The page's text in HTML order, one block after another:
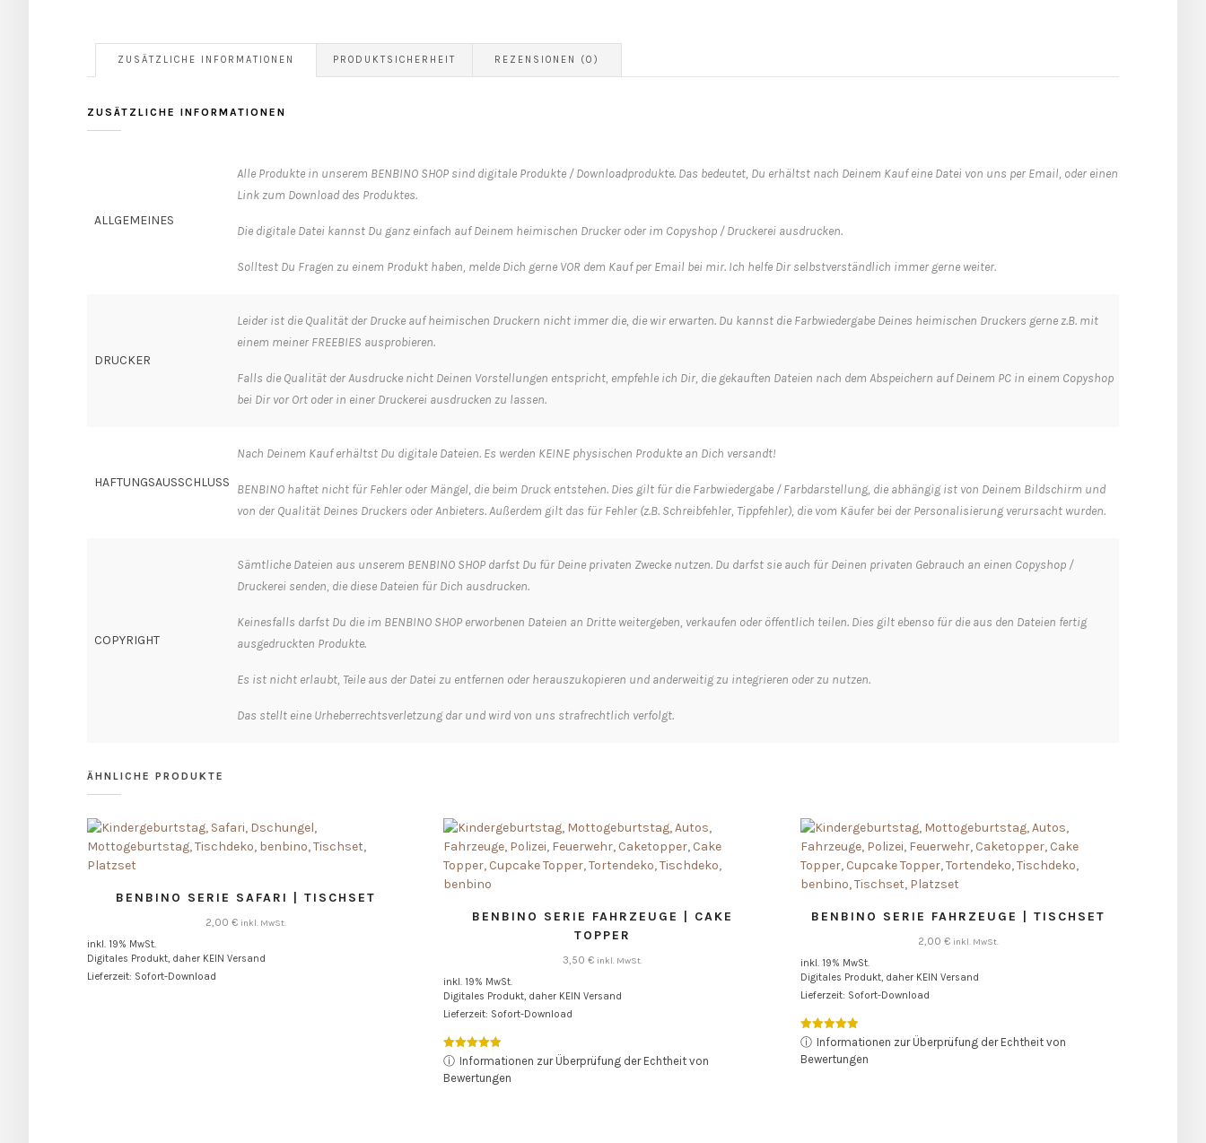
ZUSÄTZLICHE INFORMATIONEN PRODUKTSICHERHEIT REZENSIONEN (0)
ZUSÄTZLICHE INFORMATIONEN
ALLGEMEINES
Alle Produkte in unserem BENBINO SHOP sind digitale Produkte / Downloadprodukte. Das bedeutet, Du erhältst nach Deinem Kauf eine Datei von uns per Email, oder einen
Link zum Download des Produktes.
Die digitale Datei kannst Du ganz einfach auf Deinem heimischen Drucker oder im Copyshop / Druckerei ausdrucken.
Solltest Du Fragen zu einem Produkt haben, melde Dich gerne VOR dem Kauf per Email bei mir. Ich helfe Dir selbstverständlich immer gerne weiter.
DRUCKER
Leider ist die Qualität der Drucke auf heimischen Druckern nicht immer die, die wir erwarten. Du kannst die Farbwiedergabe Deines heimischen Druckers gerne z.B. mit
einem meiner FREEBIES ausprobieren.
Falls die Qualität der Ausdrucke nicht Deinen Vorstellungen entspricht, empfehle ich Dir, die gekauften Dateien nach dem Abspeichern auf Deinem PC in einem Copyshop
bei Dir vor Ort oder in einer Druckerei ausdrucken zu lassen.
HAFTUNGSAUSSCHLUSS
Nach Deinem Kauf erhältst Du digitale Dateien. Es werden KEINE physischen Produkte an Dich versandt!
BENBINO haftet nicht für Fehler oder Mängel, die beim Druck entstehen. Dies gilt für die Farbwiedergabe / Farbdarstellung, die abhängig ist von Deinem Bildschirm und
von der Qualität Deines Druckers oder Anbieters. Außerdem gilt das für Fehler (z.B. Schreibfehler, Tippfehler), die vom Käufer bei der Personalisierung verursacht wurden.
COPYRIGHT
Sämtliche Dateien aus unserem BENBINO SHOP darfst Du für Deine privaten Zwecke nutzen. Du darfst sie auch für Deinen privaten Gebrauch an einen Copyshop /
Druckerei senden, die diese Dateien für Dich ausdrucken.
Keinesfalls darfst Du die im BENBINO SHOP erworbenen Dateien an Dritte weitergeben, verkaufen oder öffentlich teilen. Dies gilt ebenso für die aus den Dateien fertig
ausgedruckten Produkte.
Es ist nicht erlaubt, Teile aus der Datei zu entfernen oder herauszukopieren und anderweitig zu integrieren oder zu nutzen.
Das stellt eine Urheberrechtsverletzung dar und wird von uns strafrechtlich verfolgt.
ÄHNLICHE PRODUKTE
BENBINO SERIE SAFARI | TISCHSET
2,00 € inkl. MwSt.
inkl. 19% MwSt.
Digitales Produkt, daher KEIN Versand
Lieferzeit: Sofort-Download
BENBINO SERIE FAHRZEUGE | CAKE
TOPPER
3,50 € inkl. MwSt.
inkl. 19% MwSt.
Digitales Produkt, daher KEIN Versand
Lieferzeit: Sofort-Download
Bewertet mit
5.00
von 5
ⓘ Informationen zur Überprüfung der Echtheit von
Bewertungen
BENBINO SERIE FAHRZEUGE | TISCHSET
2,00€ inkl. MwSt.
inkl. 19% MwSt.
Digitales Produkt, daher KEIN Versand
Lieferzeit: Sofort-Download
Bewertet mit
5.00
von 5
ⓘ Informationen zur Überprüfung der Echtheit von
Bewertungen